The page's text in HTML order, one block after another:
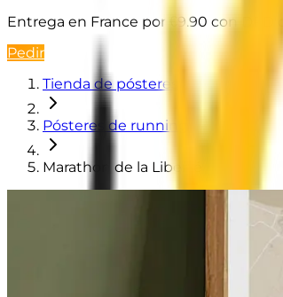
Entrega en France por €9.90 con
Pedir
Tienda de pósteres
Pósteres de running
Marathon de la Liberté